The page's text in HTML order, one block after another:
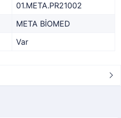
01.META.PR21002
META BİOMED
Var